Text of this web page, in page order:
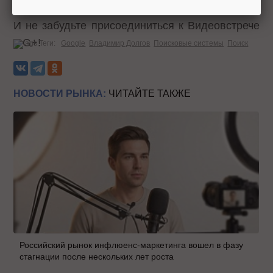
И не забудьте присоединиться к Видеовстрече
в G+!Теги: Google Владимир Долгов Поисковые системы Поиск
НОВОСТИ РЫНКА: ЧИТАЙТЕ ТАКЖЕ
Российский рынок инфлюенс-маркетинга вошел в фазу
стагнации после нескольких лет роста